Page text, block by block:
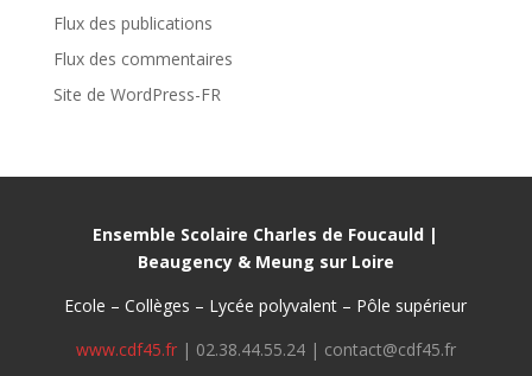
Flux des publications
Flux des commentaires
Site de WordPress-FR
Ensemble Scolaire Charles de Foucauld |
Beaugency & Meung sur Loire
Ecole – Collèges – Lycée polyvalent – Pôle supérieur
www.cdf45.fr| 02.38.44.55.24 | contact@cdf45.fr